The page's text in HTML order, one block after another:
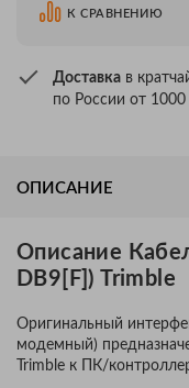
К СРАВНЕНИЮ
Доставка в
по России от 1000
ОПИСАНИЕ
Описание
DB9[F]) Trimble
Оригинальный
модемный)
Trimble к ПК/